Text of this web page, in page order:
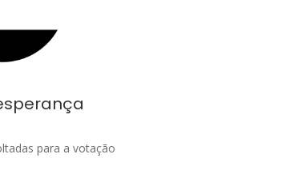
para a votação